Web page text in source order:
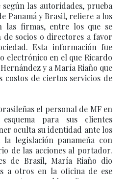
las autoridades, prueba
Panamá y Brasil, refiere a los
las firmas, entre los que se
de socios o directores a favor
Esta información fue
electrónico en el que Ricardo
y a María Riaño que
costos de ciertos servicios de
el personal de MF en
para sus clientes
oculta su identidad ante los
la legislación panameña con
de las acciones al portador.
de Brasil, María Riaño dio
a otros en la oficina de ese